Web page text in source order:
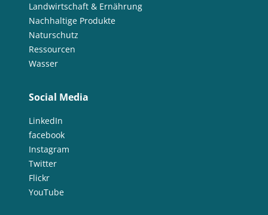
Landwirtschaft & Ernährung
Nachhaltige Produkte
Naturschutz
Ressourcen
Wasser
Social Media
LinkedIn
facebook
Instagram
Twitter
Flickr
YouTube